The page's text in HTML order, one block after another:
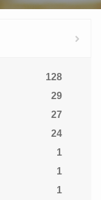
128
29
27
24
1
1
1